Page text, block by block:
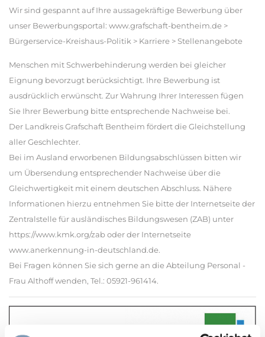
Wir sind gespannt auf Ihre aussagekräftige Bewerbung über
unser Bewerbungsportal: www.grafschaft-bentheim.de >
Bürgerservice-Kreishaus-Politik > Karriere > Stellenangebote
Menschen mit Schwerbehinderung werden bei gleicher
Eignung bevorzugt berücksichtigt. Ihre Bewerbung ist
ausdrücklich erwünscht. Zur Wahrung Ihrer Interessen fügen
Sie Ihrer Bewerbung bitte entsprechende Nachweise bei.
Der Landkreis Grafschaft Bentheim fördert die Gleichstellung
aller Geschlechter.
Bei im Ausland erworbenen Bildungsabschlüssen bitten wir
um Übersendung entsprechender Nachweise über die
Gleichwertigkeit mit einem deutschen Abschluss. Nähere
Informationen hierzu entnehmen Sie bitte der Internetseite der
Zentralstelle für ausländisches Bildungswesen (ZAB) unter
https://www.kmk.org/zab oder der Internetseite
www.anerkennung-in-deutschland.de.
Bei Fragen können Sie sich gerne an die Abteilung Personal -
Frau Althoff wenden, Tel.: 05921-961414.